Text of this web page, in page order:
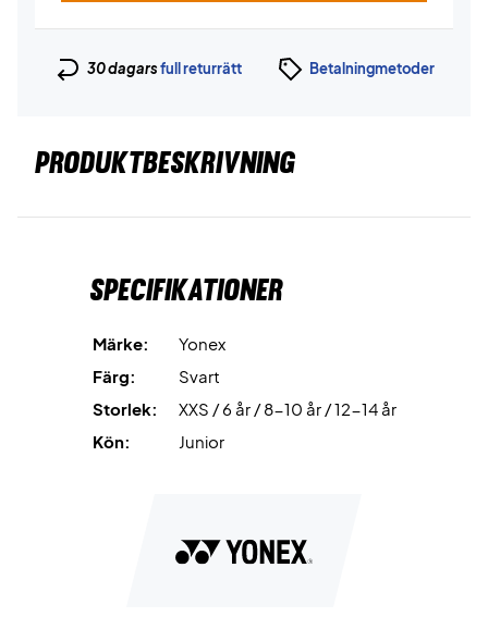
30 dagarsfull returrätt Betalningmetoder
PRODUKTBESKRIVNING
Specifikationer
Märke:
Yonex
Färg:
Svart
Storlek:
XXS / 6 år / 8-10 år / 12-14 år
Kön:
Junior